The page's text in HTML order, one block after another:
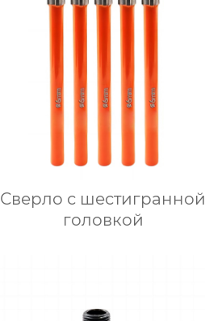
Сверло с шестигранной
головкой